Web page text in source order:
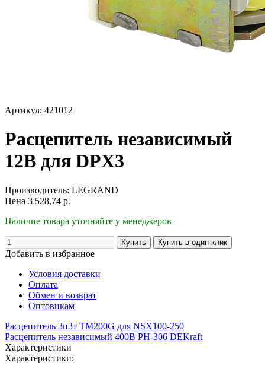
Артикул: 421012
Расцепитель независимый
12В для DPX3
Производитель: LEGRAND
Цена 3 528,74 р.
Наличие товара уточняйте у менеджеров
Добавить в избранное
Условия доставки
Оплата
Обмен и возврат
Оптовикам
Расцепитель 3п3т TM200G для NSX100-250
Расцепитель независимый 400В РН-306 DEKraft
Характеристики
Характеристики: